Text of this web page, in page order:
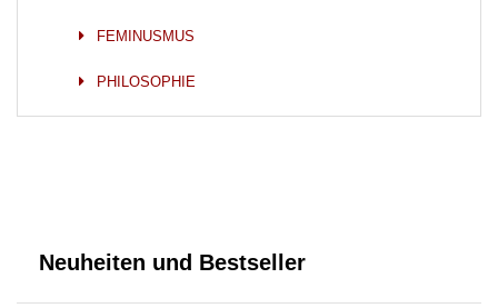
FEMINUSMUS
PHILOSOPHIE
Neuheiten und Bestseller